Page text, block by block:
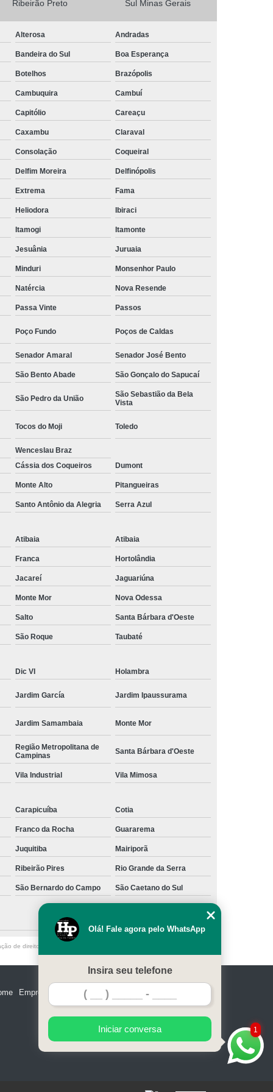
Camisa Social Manga Longa
Camisa Social Manga Longa Preta
Camisa Social Masculina Preta Manga Longa
Camisa a Rigor Social Masculina
Social Branca Masculina
Camisa Social Jeans Masculina
Social Masculina a Rigor
Manga Longa Social Masculina Preço
Social Branca Masculina Preço
Camisa Social Jeans Masculina Preço
Camisa Social Masculina Manga Curta Preço
Camisa Social Masculina Preço
Camisa Social Masculina Slim Preço
Fábrica Camisa Social
Fábrica de Camisa Social
Fábrica de Camisa Social Masculina
Loja de Fábrica Camisa Social
Loja de Moda Masculina Online
Loja Moda Masculina Executivo
Social
Loja Virtual Moda Masculina
Moda Básica Masculina
Masculina
Moda Masculina
Social
Moda Masculina Esporte Fino
Social
Moda Plus Size Masculina
Roupas Estilosas Masculinas
Moda
Roupas Masculinas Esporte Fino
Roupas Masculinas na Moda
Social Roupas Sociais Masculinas
Ribeirão Preto Sul Minas Gerais
Alterosa Andradas
Bandeira do Sul Boa Esperança
Botelhos Brazópolis
Cambuquira Cambuí
Capitólio Careaçu
Caxambu Claraval
Consolação Coqueiral
Delfim Moreira Delfinópolis
Extrema Fama
Heliodora Ibiraci
Itamogi Itamonte
Jesuânia Juruaia
Minduri Monsenhor Paulo
Natércia Nova Resende
Passa Vinte Passos
Poço Fundo Poços de Caldas
Senador Amaral Senador José Bento
São Bento Abade São Gonçalo do Sapucaí
São Pedro da União
São Sebastião da Bela
Vista
Tocos do Moji Toledo
Wenceslau Braz
Cássia dos Coqueiros Dumont
Monte Alto Pitangueiras
Santo Antônio da Alegria Serra Azul
Atibaia Atibaia
Franca Hortolândia
Jacareí Jaguariúna
Monte Mor Nova Odessa
Salto Santa Bárbara d'Oeste
São Roque Taubaté
Dic VI Holambra
Jardim García Jardim Ipaussurama
Jardim Samambaia Monte Mor
Região Metropolitana de
Campinas
Santa Bárbara d'Oeste
Vila Industrial Vila Mimosa
Carapicuíba Cotia
Franco da Rocha Guararema
Juquitiba Mairiporã
Ribeirão Pires Rio Grande da Serra
São Bernardo do Campo São Caetano do Sul
de direito autoral – artigo 184 do Código Penal –
Empresa Serviços Contato
1
Olá! Fale agora pelo WhatsApp
Insira seu telefone
Iniciar conversa